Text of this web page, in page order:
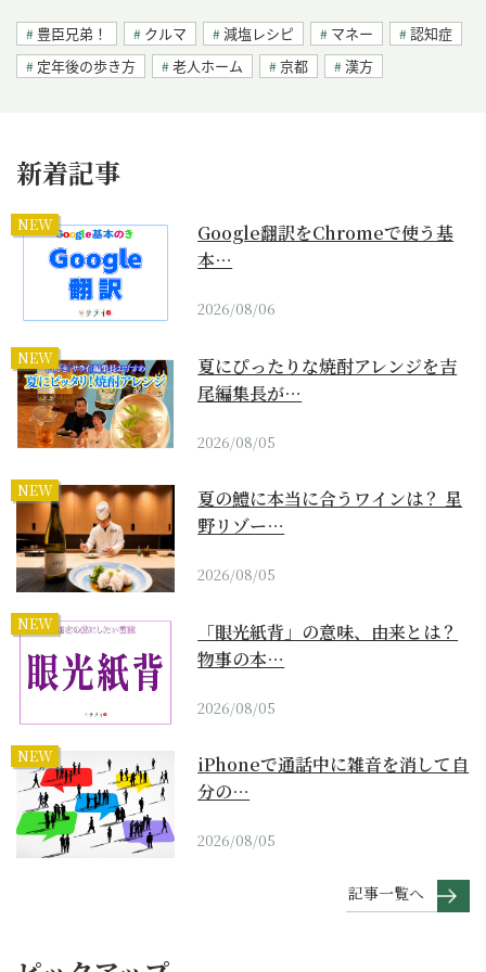
豊臣兄弟！ クルマ 減塩レシピ マネー
認知症
定年後の歩き方
老人ホーム 京都 漢方
新着記事
NEW
Google翻訳をChromeで使う基
本…
2026/08/06
NEW
夏にぴったりな焼酎アレンジを吉
尾編集長が…
2026/08/05
NEW
夏の鱧に本当に合うワインは？ 星
野リゾー…
2026/08/05
NEW
「眼光紙背」の意味、由来とは？
物事の本…
2026/08/05
NEW
iPhoneで通話中に雑音を消して自
分の…
2026/08/05
記事一覧へ